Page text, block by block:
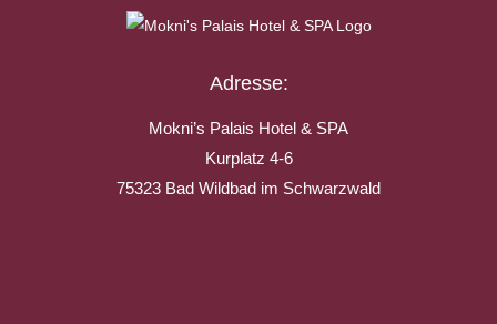
Adresse:
Mokni’s Palais Hotel & SPA
Kurplatz 4-6
75323 Bad Wildbad im Schwarzwald